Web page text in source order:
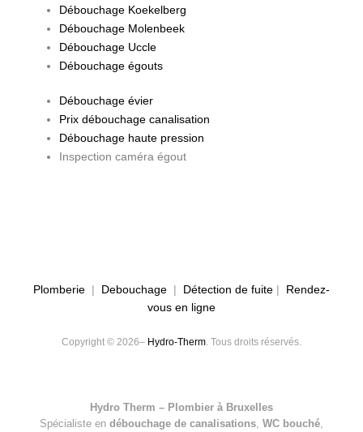
Débouchage Koekelberg
Débouchage Molenbeek
Débouchage Uccle
Débouchage égouts
Débouchage évier
Prix débouchage canalisation
Débouchage haute pression
Inspection caméra égout
Plomberie | Debouchage | Détection de fuite | Rendez-
vous en ligne
Copyright © 2026– Hydro-Therm . Tous droits réservés.
Hydro Therm – Plombier à Bruxelles
Spécialiste en débouchage de canalisations WC bouché